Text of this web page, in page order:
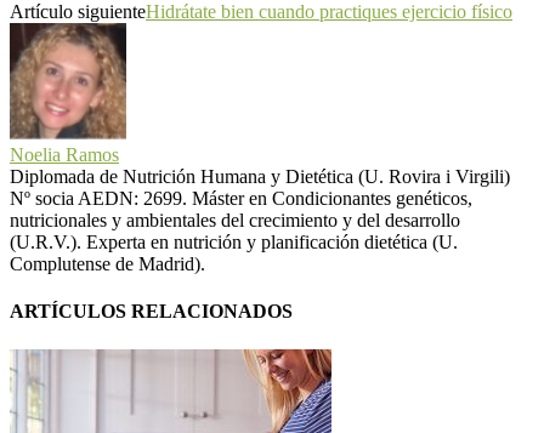
Artículo siguienteHidrátate bien cuando practiques ejercicio físico
Noelia Ramos
Diplomada de Nutrición Humana y Dietética (U. Rovira i Virgili)
Nº socia AEDN: 2699. Máster en Condicionantes genéticos,
nutricionales y ambientales del crecimiento y del desarrollo
(U.R.V.). Experta en nutrición y planificación dietética (U.
Complutense de Madrid).
ARTÍCULOS RELACIONADOS